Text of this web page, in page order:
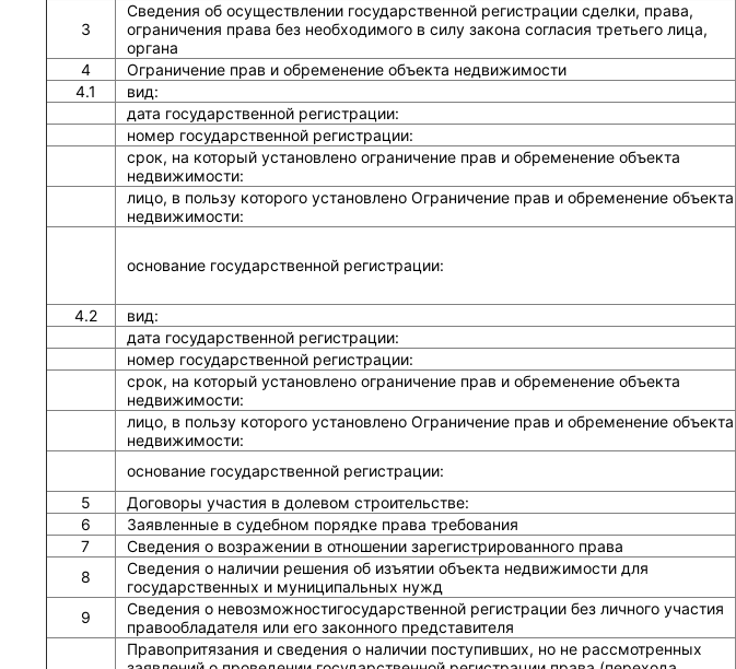
3
Сведения об осуществлении государственной регистрации сделки, права,
ограничения права без необходимого в силу закона согласия третьего лица,
органа
4
Ограничение прав и обременение объекта недвижимости
4.1
вид:
дата государственной регистрации:
номер государственной регистрации:
срок, на который установлено ограничение прав и обременение объекта
недвижимости:
лицо, в пользу которого установлено Ограничение прав и обременение объекта
недвижимости:
основание государственной регистрации:
4.2 вид:
дата государственной регистрации:
номер государственной регистрации:
срок, на который установлено ограничение прав и обременение объекта
недвижимости:
лицо, в пользу которого установлено Ограничение прав и обременение объекта
недвижимости:
основание государственной регистрации:
5
Договоры участия в долевом строительстве:
6
Заявленные в судебном порядке права требования
7
Сведения о возражении в отношении зарегистрированного права
8
Сведения о наличии решения об изъятии объекта недвижимости для
государственных и муниципальных нужд
9
Сведения о невозможностигосударственной регистрации без личного участия
правообладателя или его законного представителя
Правопритязания и сведения о наличии поступивших, но не рассмотренных